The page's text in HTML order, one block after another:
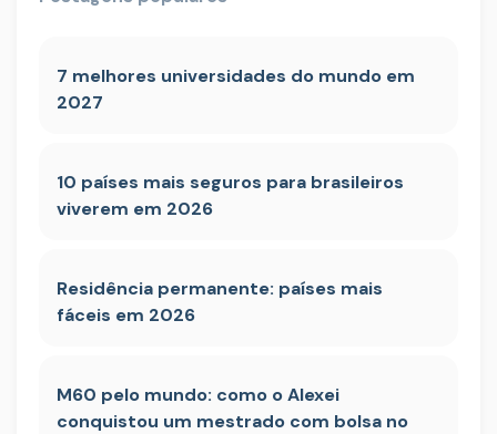
7 melhores universidades do mundo em
2027
10 países mais seguros para brasileiros
viverem em 2026
Residência permanente: países mais
fáceis em 2026
M60 pelo mundo: como o Alexei
conquistou um mestrado com bolsa no